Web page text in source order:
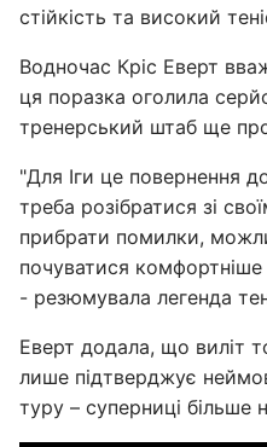
стійкість та високий
Водночас Кріс Еверт
ця поразка оголила
тренерський штаб ще
"Для Іги це повернення
треба розібратися зі
прибрати помилки,
почуватися комфортніше
- резюмувала легенда
Еверт додала, що виліт
лише підтверджує
туру – суперниці більше